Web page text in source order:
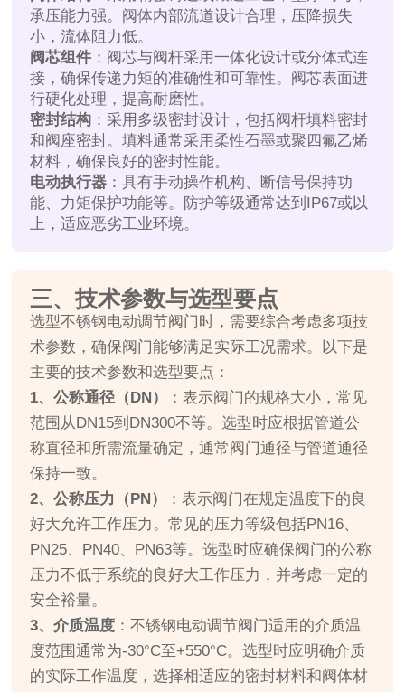
承压能力强。阀体内部流道设计合理，压降损失
小，流体阻力低。
阀芯组件 ：阀芯与阀杆采用一体化设计或分体式连
接，确保传递力矩的准确性和可靠性。阀芯表面进
行硬化处理，提高耐磨性。
密封结构 ：采用多级密封设计，包括阀杆填料密封
和阀座密封。填料通常采用柔性石墨或聚四氟乙烯
材料，确保良好的密封性能。
电动执行器 ：具有手动操作机构、断信号保持功
能、力矩保护功能等。防护等级通常达到IP67或以
上，适应恶劣工业环境。
三、技术参数与选型要点
选型不锈钢电动调节阀门时，需要综合考虑多项技
术参数，确保阀门能够满足实际工况需求。以下是
主要的技术参数和选型要点：
1、公称通径（DN）
：表示阀门的规格大小，常见
范围从DN15到DN300不等。选型时应根据管道公
称直径和所需流量确定，通常阀门通径与管道通径
保持一致。
2、公称压力（PN）
：表示阀门在规定温度下的良
好大允许工作压力。常见的压力等级包括PN16、
PN25、PN40、PN63等。选型时应确保阀门的公称
压力不低于系统的良好大工作压力，并考虑一定的
安全裕量。
3、介质温度 ：不锈钢电动调节阀门适用的介质温
度范围通常为-30°C至+550°C。选型时应明确介质
的实际工作温度，选择相适应的密封材料和阀体材